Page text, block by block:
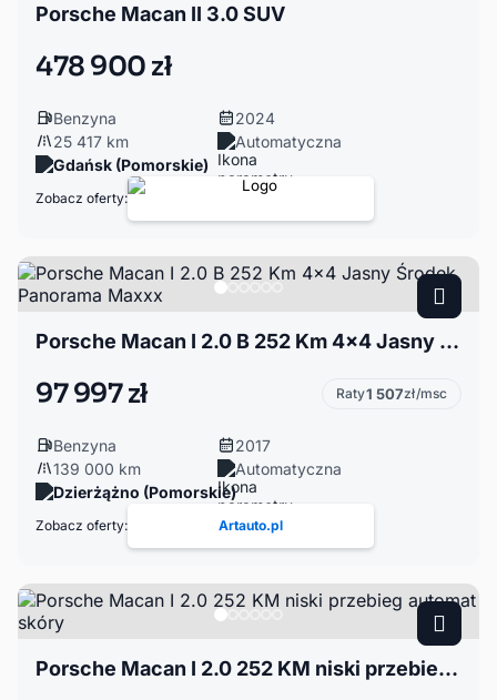
Porsche Macan II 3.0 SUV
478 900 zł
Benzyna
2024
25 417 km
Automatyczna
Gdańsk (Pomorskie)
Zobacz oferty:
Porsche Macan I 2.0 B 252 Km 4x4 Jasny Środek Panorama Maxxx
97 997 zł Raty1 507zł/msc
Benzyna
2017
139 000 km
Automatyczna
Dzierżążno (Pomorskie)
Zobacz oferty: Artauto.pl
Porsche Macan I 2.0 252 KM niski przebieg automat skóry